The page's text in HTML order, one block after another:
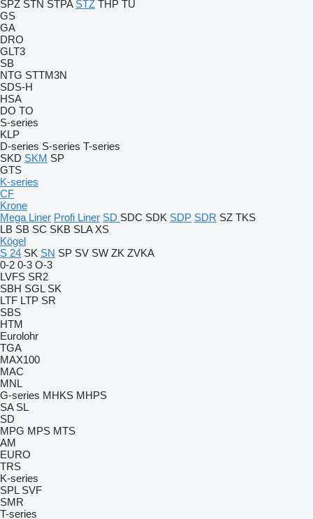
SPZ STN STPA STZ THP TU
GS
GA
DRO
GLT3
SB
NTG STTM3N
SDS-H
HSA
DO TO
S-series
KLP
D-series S-series T-series
SKD SKM SP
GTS
K-series
CF
Krone
Mega Liner Profi Liner SD SDC SDK SDP SDR SZ TKS
LB SB SC SKB SLA XS
Kögel
S 24 SK SN SP SV SW ZK ZVKA
0-2 0-3 O-3
LVFS SR2
SBH SGL SK
LTF LTP SR
SBS
HTM
Eurolohr
TGA
MAX100
MAC
MNL
G-series MHKS MHPS
SA SL
SD
MPG MPS MTS
AM
EURO
TRS
K-series
SPL SVF
SMR
T-series